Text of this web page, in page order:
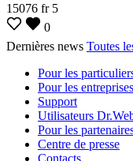
15076 fr 5
0
Dernières news Toutes
Pour les
Pour les entreprises
Support
Utilisateurs
Pour les
Centre de presse
Contacts